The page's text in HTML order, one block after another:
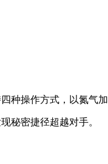
种操作方式，以氮气加
秘密捷径超越对手。